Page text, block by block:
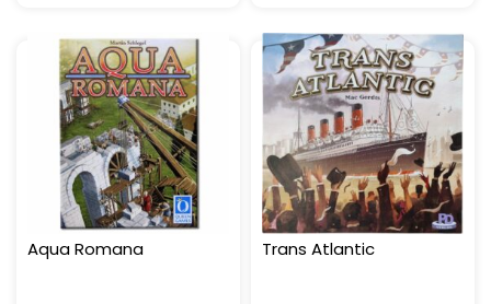
Aqua Romana Trans Atlantic